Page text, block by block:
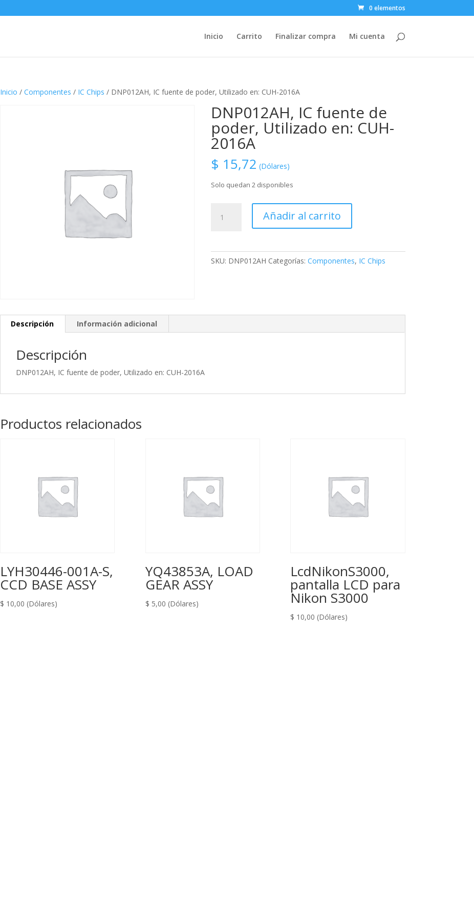
0 elementos
Inicio Carrito Finalizar compra Mi cuenta
Inicio / Componentes / IC Chips / DNP012AH, IC fuente de poder, Utilizado en: CUH-2016A
DNP012AH, IC fuente de
poder, Utilizado en: CUH-
2016A
$ 15,72 (Dólares)
Solo quedan 2 disponibles
cantidad
Añadir al carrito
SKU: DNP012AH Categorías: Componentes, IC Chips
Descripción Información adicional
Descripción
DNP012AH, IC fuente de poder, Utilizado en: CUH-2016A
Productos relacionados
LYH30446-001A-S,
CCD BASE ASSY
$ 10,00 (Dólares)
YQ43853A, LOAD
GEAR ASSY
$ 5,00 (Dólares)
LcdNikonS3000,
pantalla LCD para
Nikon S3000
$ 10,00 (Dólares)